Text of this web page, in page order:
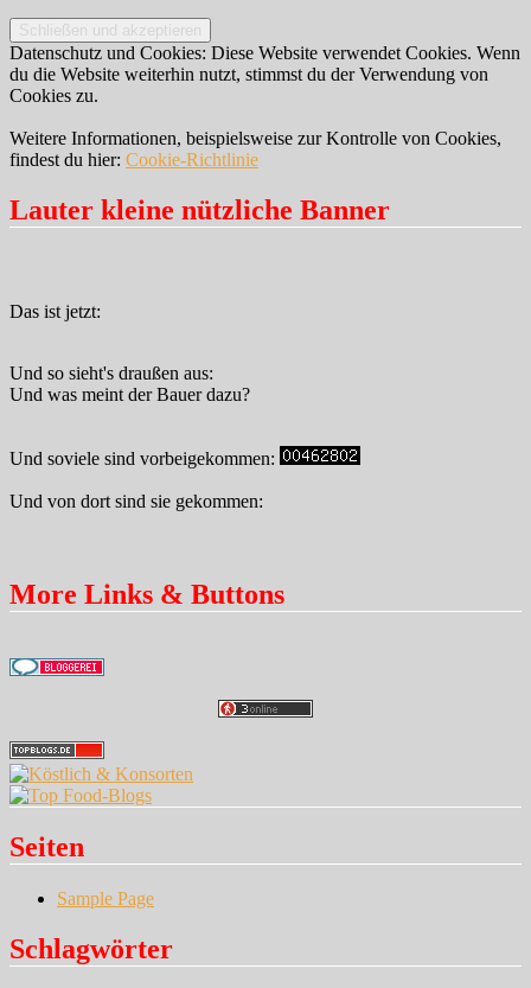
Datenschutz und Cookies: Diese Website verwendet Cookies. Wenn
du die Website weiterhin nutzt, stimmst du der Verwendung von
Cookies zu.
Weitere Informationen, beispielsweise zur Kontrolle von Cookies,
findest du hier: Cookie-Richtlinie
Lauter kleine nützliche Banner
Das ist jetzt:
Und so sieht's draußen aus:
Und was meint der Bauer dazu?
Und soviele sind vorbeigekommen:
Und von dort sind sie gekommen:
More Links & Buttons
Seiten
Sample Page
Schlagwörter